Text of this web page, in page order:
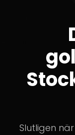
Slutligen